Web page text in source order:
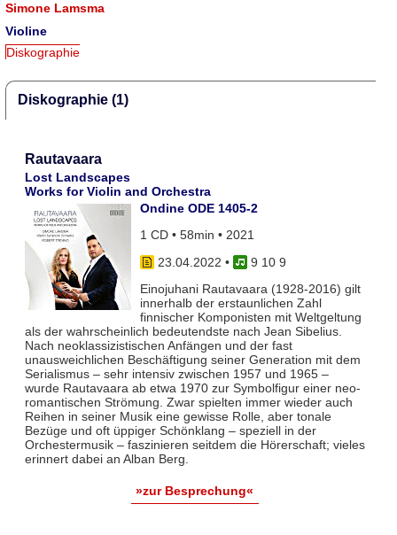
Simone Lamsma
Violine
Diskographie
Diskographie (1)
Rautavaara
Lost Landscapes
Works for Violin and Orchestra
Ondine ODE 1405-2
1 CD • 58min • 2021
23.04.2022 •
9 10 9
Einojuhani Rautavaara (1928-2016) gilt
innerhalb der erstaunlichen Zahl
finnischer Komponisten mit Weltgeltung
als der wahrscheinlich bedeutendste nach Jean Sibelius.
Nach neoklassizistischen Anfängen und der fast
unausweichlichen Beschäftigung seiner Generation mit dem
Serialismus – sehr intensiv zwischen 1957 und 1965 –
wurde Rautavaara ab etwa 1970 zur Symbolfigur einer neo-
romantischen Strömung. Zwar spielten immer wieder auch
Reihen in seiner Musik eine gewisse Rolle, aber tonale
Bezüge und oft üppiger Schönklang – speziell in der
Orchestermusik – faszinieren seitdem die Hörerschaft; vieles
erinnert dabei an Alban Berg.
»zur Besprechung«